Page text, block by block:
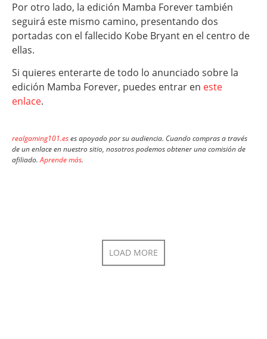
Por otro lado, la edición Mamba Forever también
seguirá este mismo camino, presentando dos
portadas con el fallecido Kobe Bryant en el centro de
ellas.
Si quieres enterarte de todo lo anunciado sobre la
edición Mamba Forever, puedes entrar en este
enlace.
realgaming101.eses apoyado por su audiencia. Cuando compras a través
de un enlace en nuestro sitio, nosotros podemos obtener una comisión de
afiliado.Aprende más.
LOAD MORE